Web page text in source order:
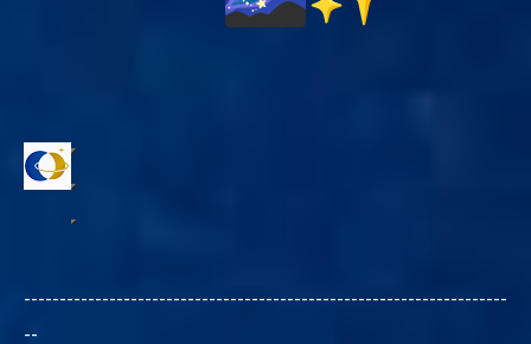
--------------------------------------------------------------------
--